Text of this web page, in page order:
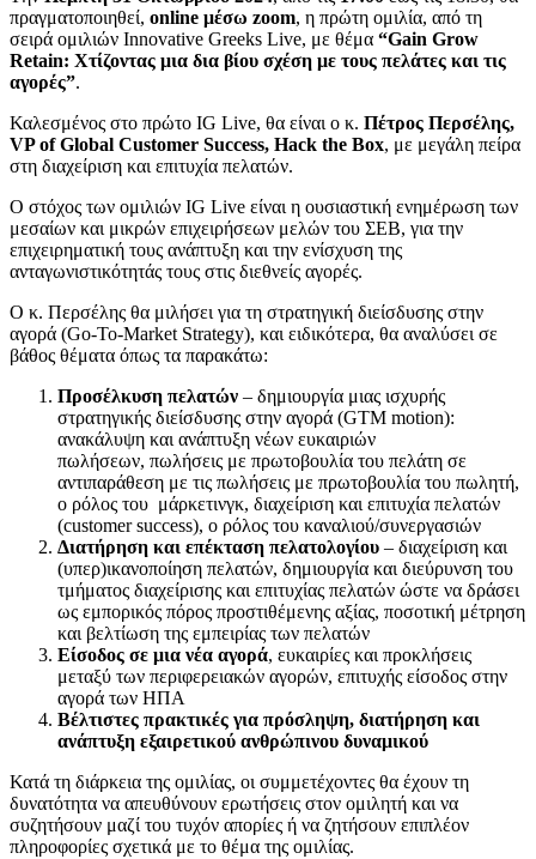
πραγματοποιηθεί, online μέσω zoom, η πρώτη ομιλία, από τη
σειρά ομιλιών Innovative Greeks Live, με θέμα “Gain Grow
Retain: Χτίζοντας μια δια βίου σχέση με τους πελάτες και τις
αγορές”.
Καλεσμένος στο πρώτο IG Live, θα είναι ο κ. Πέτρος Περσέλης,
VP of Global Customer Success, Hack the Box, με μεγάλη πείρα
στη διαχείριση και επιτυχία πελατών.
Ο στόχος των ομιλιών IG Live είναι η ουσιαστική ενημέρωση των
μεσαίων και μικρών επιχειρήσεων μελών του ΣΕΒ, για την
επιχειρηματική τους ανάπτυξη και την ενίσχυση της
ανταγωνιστικότητάς τους στις διεθνείς αγορές.
Ο κ. Περσέλης θα μιλήσει για τη στρατηγική διείσδυσης στην
αγορά (Go-To-Market Strategy), και ειδικότερα, θα αναλύσει σε
βάθος θέματα όπως τα παρακάτω:
Προσέλκυση πελατών – δημιουργία μιας ισχυρής
στρατηγικής διείσδυσης στην αγορά (GTM motion):
ανακάλυψη και ανάπτυξη νέων ευκαιριών
πωλήσεων, πωλήσεις με πρωτοβουλία του πελάτη σε
αντιπαράθεση με τις πωλήσεις με πρωτοβουλία του πωλητή,
ο ρόλος του μάρκετινγκ, διαχείριση και επιτυχία πελατών
(customer success), ο ρόλος του καναλιού/συνεργασιών
Διατήρηση και επέκταση πελατολογίου – διαχείριση και
(υπερ)ικανοποίηση πελατών, δημιουργία και διεύρυνση του
τμήματος διαχείρισης και επιτυχίας πελατών ώστε να δράσει
ως εμπορικός πόρος προστιθέμενης αξίας, ποσοτική μέτρηση
και βελτίωση της εμπειρίας των πελατών
Είσοδος σε μια νέα αγορά, ευκαιρίες και προκλήσεις
μεταξύ των περιφερειακών αγορών, επιτυχής είσοδος στην
αγορά των ΗΠΑ
Βέλτιστες πρακτικές για πρόσληψη, διατήρηση και
ανάπτυξη εξαιρετικού ανθρώπινου δυναμικού
Κατά τη διάρκεια της ομιλίας, οι συμμετέχοντες θα έχουν τη
δυνατότητα να απευθύνουν ερωτήσεις στον ομιλητή και να
συζητήσουν μαζί του τυχόν απορίες ή να ζητήσουν επιπλέον
πληροφορίες σχετικά με το θέμα της ομιλίας.